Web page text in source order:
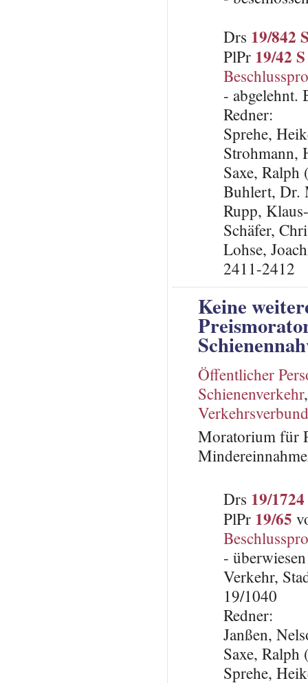
Drs 19/842
PlPr 19/42 S
- abgelehnt.
Redner:
Sprehe,
Strohmann,
Saxe,
Buhlert, Dr.
Rupp,
Schäfer,
Lohse,
2411-2412
Keine
Öffentlicher
Schienenverkehr
Verkehrsverbund
Moratorium für
Drs 19/1724
PlPr 19/65
-
Verkehr,
19/1040
Redner:
Janßen,
Saxe,
Sprehe,